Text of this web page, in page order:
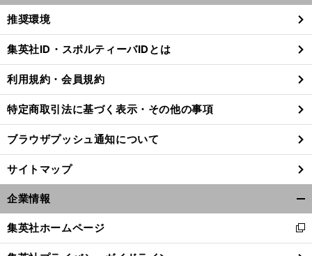
閉
る
推奨環境
集英社ID・スポルティーバIDとは
利用規約・会員規約
特定商取引法に基づく表示・その他の事項
ブラウザプッシュ通知について
サイトマップ
企業情報
閉
集英社ホームページ
新
し